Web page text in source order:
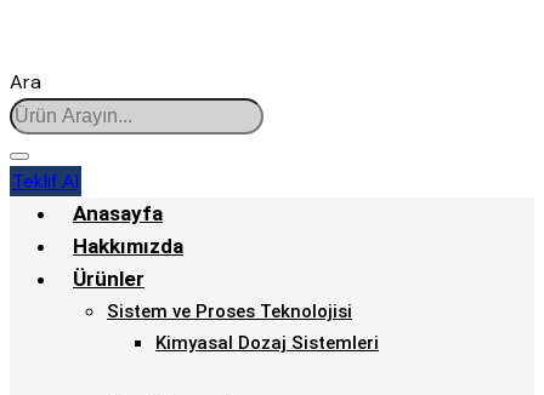
Ara
Teklif Al
Anasayfa
Hakkımızda
Ürünler
Sistem ve Proses Teknolojisi
Kimyasal Dozaj Sistemleri